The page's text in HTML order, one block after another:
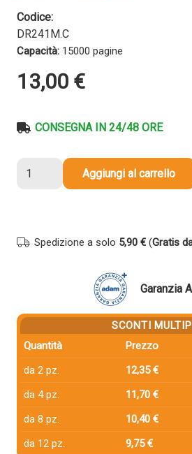
Codice:
DR241M.C
Capacità: 15000 pagine
13,00 €
CONSEGNA IN 24/48 ORE
compatibile
quantità
Aggiungi al carrello
Spedizione a solo 5,90 € (Gratis
Garanzia
SCONTI
Quantità
Prezzo
da 2 pz.
12,35 €
da 4 pz.
11,70 €
da 8 pz.
10,40 €
da 12 pz.
9,75 €